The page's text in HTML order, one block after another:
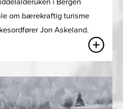
i Bergen
om bærekraftig turisme
Jon Askeland.